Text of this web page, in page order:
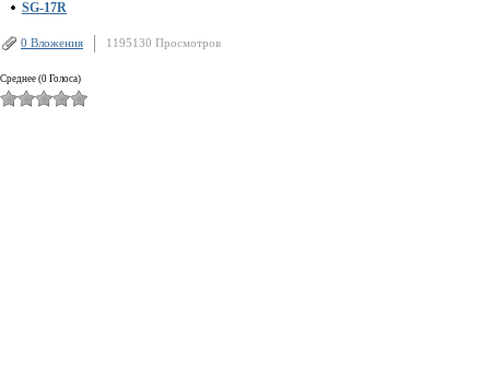
SG-17R
0 Вложения 1195130 Просмотров
Среднее (0 Голоса)